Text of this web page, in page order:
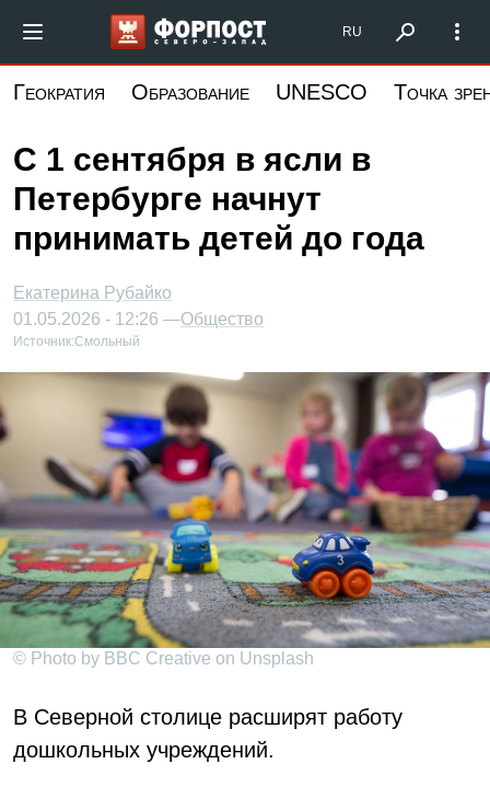
основному
Форпост Северо-Запад
RU
Геократия Образование UNESCO Точка
С 1 сентября в ясли в
Петербурге начнут
принимать детей до года
Екатерина Рубайко
01.05.2026 - 12:26 —Общество
Источник:Смольный
© Photo by BBC Creative on Unsplash
В Северной столице расширят работу
дошкольных учреждений.